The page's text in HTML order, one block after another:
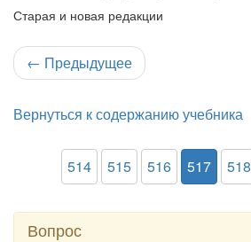
Старая и новая редакции
← Предыдущее
Вернуться к содержанию учебника
514 515 516 517 518
Вопрос